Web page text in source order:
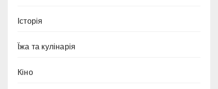
Історія
Їжа та кулінарія
Кіно